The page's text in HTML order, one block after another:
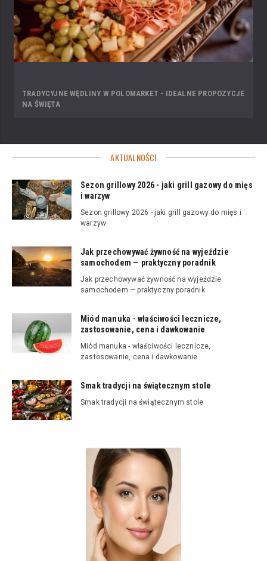
TRADYCYJNE WĘDLINY W POLOMARKET - IDEALNE PROPOZYCJE
NA ŚWIĘTA
AKTUALNOŚCI
Sezon grillowy 2026 - jaki grill gazowy do mięs
i warzyw
Sezon grillowy 2026 - jaki grill gazowy do mięs i
warzyw
Jak przechowywać żywność na wyjeździe
samochodem — praktyczny poradnik
Jak przechowywać żywność na wyjeździe
samochodem — praktyczny poradnik
Miód manuka - właściwości lecznicze,
zastosowanie, cena i dawkowanie
Miód manuka - właściwości lecznicze,
zastosowanie, cena i dawkowanie
Smak tradycji na świątecznym stole
Smak tradycji na świątecznym stole